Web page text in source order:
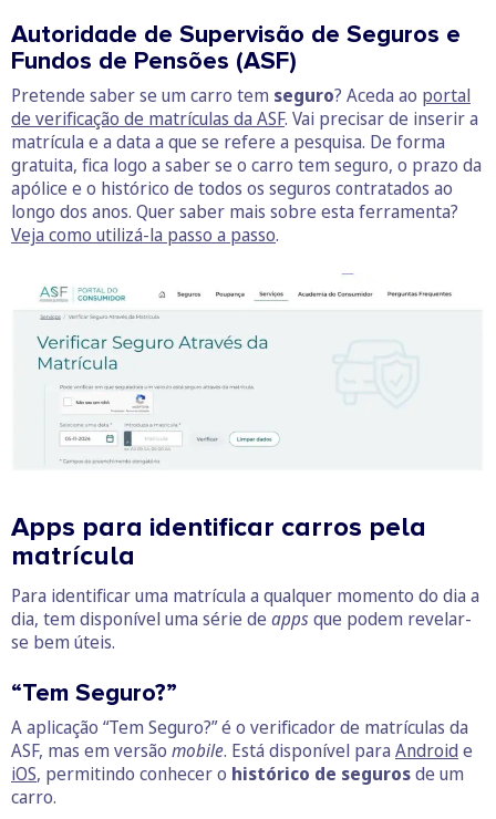
Autoridade de Supervisão de Seguros e
Fundos de Pensões (ASF)
Pretende saber se um carro tem seguro? Aceda ao portal
de verificação de matrículas da ASF. Vai precisar de inserir a
matrícula e a data a que se refere a pesquisa. De forma
gratuita, fica logo a saber se o carro tem seguro, o prazo da
apólice e o histórico de todos os seguros contratados ao
longo dos anos. Quer saber mais sobre esta ferramenta?
Veja como utilizá-la passo a passo.
Apps para identificar carros pela
matrícula
Para identificar uma matrícula a qualquer momento do dia a
dia, tem disponível uma série de appsque podem revelar-
se bem úteis.
“Tem Seguro?”
A aplicação “Tem Seguro?” é o verificador de matrículas da
ASF, mas em versão mobile. Está disponível para Android e
iOS, permitindo conhecer o histórico de segurosde um
carro.